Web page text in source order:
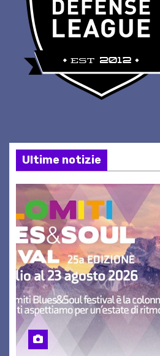
Ultime notizie